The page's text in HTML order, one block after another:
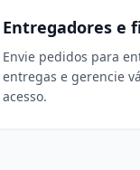
Entregadores e
Envie pedidos para
entregas e gerencie
acesso.